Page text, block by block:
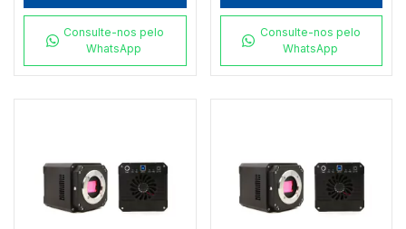
Consulte-nos pelo
WhatsApp
Consulte-nos pelo
WhatsApp